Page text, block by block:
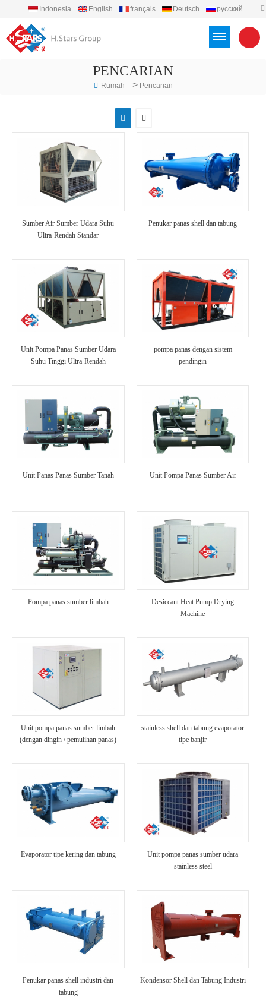
Indonesia English français Deutsch
русский
PENCARIAN
Rumah > Pencarian
Sumber Air Sumber Udara Suhu
Ultra-Rendah Standar
Penukar panas shell dan tabung
Unit Pompa Panas Sumber Udara
Suhu Tinggi Ultra-Rendah
pompa panas dengan sistem
pendingin
Unit Panas Panas Sumber Tanah Unit Pompa Panas Sumber Air
Pompa panas sumber limbah
Desiccant Heat Pump Drying
Machine
Unit pompa panas sumber limbah
(dengan dingin / pemulihan panas)
stainless shell dan tabung evaporator
tipe banjir
Evaporator tipe kering dan tabung
Unit pompa panas sumber udara
stainless steel
Penukar panas shell industri dan
tabung
Kondensor Shell dan Tabung Industri